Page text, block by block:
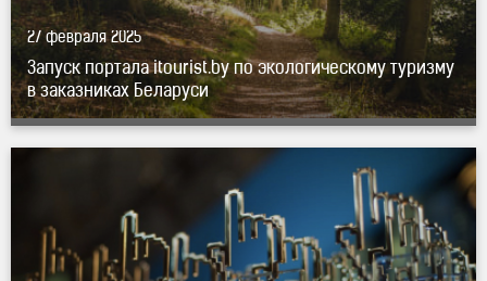
27 февраля 2025
Запуск портала itourist.by по экологическому туризму
в заказниках Беларуси
постсоветского пространства
по продвижению проектов на
по версии
Рейтинга Рунета 2020" title="Студия Борового вошла
ТОП-3 SEO-компаний
постсоветского пространства
по продвижению проектов на1С-Битрикспо версии